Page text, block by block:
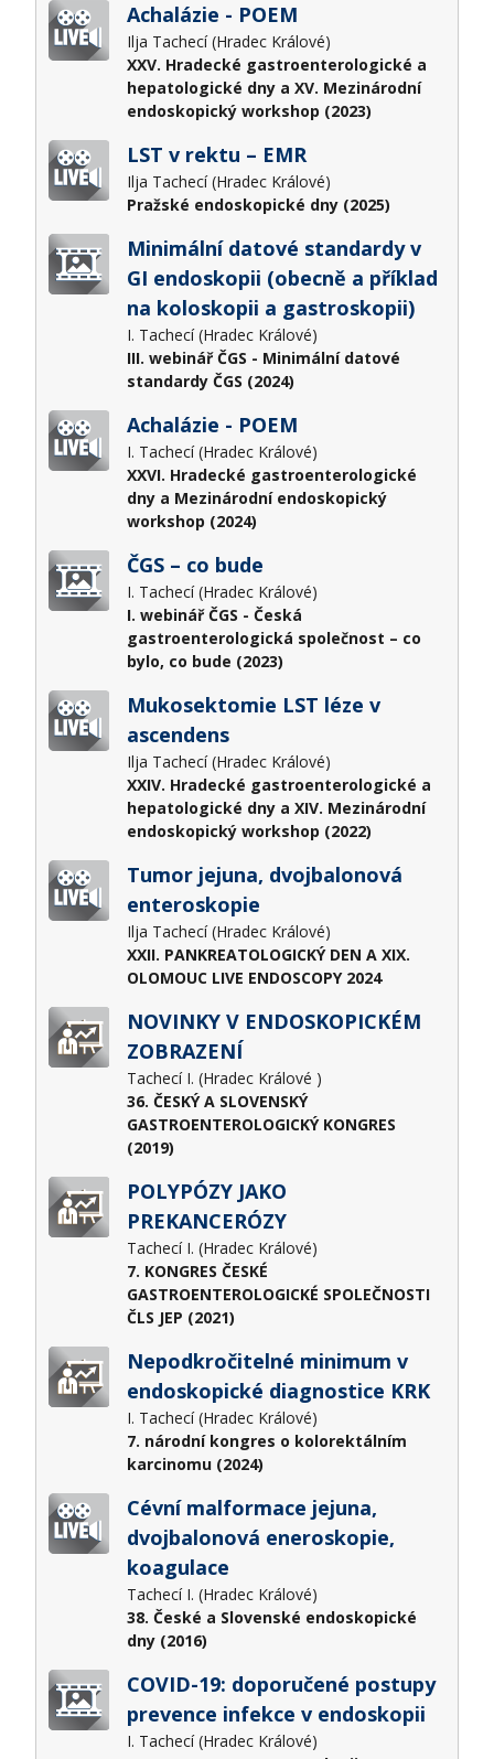
Achalázie - POEM
Ilja Tachecí (Hradec Králové)
XXV. Hradecké gastroenterologické a
hepatologické dny a XV. Mezinárodní
endoskopický workshop (2023)
LST v rektu – EMR
Ilja Tachecí (Hradec Králové)
Pražské endoskopické dny (2025)
Minimální datové standardy v
GI endoskopii (obecně a příklad
na koloskopii a gastroskopii)
I. Tachecí (Hradec Králové)
III. webinář ČGS - Minimální datové
standardy ČGS (2024)
Achalázie - POEM
I. Tachecí (Hradec Králové)
XXVI. Hradecké gastroenterologické
dny a Mezinárodní endoskopický
workshop (2024)
ČGS – co bude
I. Tachecí (Hradec Králové)
I. webinář ČGS - Česká
gastroenterologická společnost – co
bylo, co bude (2023)
Mukosektomie LST léze v
ascendens
Ilja Tachecí (Hradec Králové)
XXIV. Hradecké gastroenterologické a
hepatologické dny a XIV. Mezinárodní
endoskopický workshop (2022)
Tumor jejuna, dvojbalonová
enteroskopie
Ilja Tachecí (Hradec Králové)
XXII. PANKREATOLOGICKÝ DEN A XIX.
OLOMOUC LIVE ENDOSCOPY 2024
NOVINKY V ENDOSKOPICKÉM
ZOBRAZENÍ
Tachecí I. (Hradec Králové )
36. ČESKÝ A SLOVENSKÝ
GASTROENTEROLOGICKÝ KONGRES
(2019)
POLYPÓZY JAKO
PREKANCERÓZY
Tachecí I. (Hradec Králové)
7. KONGRES ČESKÉ
GASTROENTEROLOGICKÉ SPOLEČNOSTI
ČLS JEP (2021)
Nepodkročitelné minimum v
endoskopické diagnostice KRK
I. Tachecí (Hradec Králové)
7. národní kongres o kolorektálním
karcinomu (2024)
Cévní malformace jejuna,
dvojbalonová eneroskopie,
koagulace
Tachecí I. (Hradec Králové)
38. České a Slovenské endoskopické
dny (2016)
COVID-19: doporučené postupy
prevence infekce v endoskopii
I. Tachecí (Hradec Králové)